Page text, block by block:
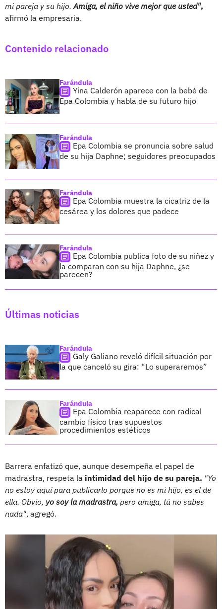
mi pareja y su hijo. Amiga, el niño vive mejor que usted",
afirmó la empresaria.
Contenido relacionado
Farándula
Yina Calderón aparece con la bebé de
Epa Colombia y habla de su futuro hijo
Farándula
Epa Colombia se pronuncia sobre salud
de su hija Daphne; seguidores preocupados
Farándula
Epa Colombia muestra la cicatriz de la
cesárea y los dolores que padece
Farándula
Epa Colombia publica foto de su niñez y
la comparan con su hija Daphne, ¿se
parecen?
Últimas noticias
Farándula
Galy Galiano reveló difícil situación por
la que canceló su gira: “Lo superaremos”
Farándula
Epa Colombia reaparece con radical
cambio físico tras supuestos
procedimientos estéticos
Barrera enfatizó que, aunque desempeña el papel de
madrastra, respeta la intimidad del hijo de su pareja. "Yo
no estoy aquí para publicarlo porque no es mi hijo, es el de
ella. Obvio, yo soy la madrastra, pero amiga, tú no sabes
nada", agregó.